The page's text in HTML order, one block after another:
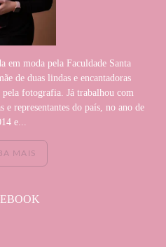
moda pela Faculdade Santa
de duas lindas e encantadoras
fotografia. Já trabalhou com
e representantes do país, no ano de
e...
MAIS